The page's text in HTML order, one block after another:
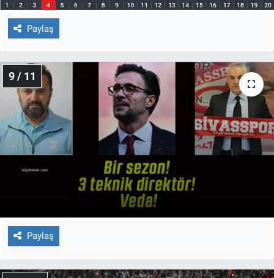
Paylaş
9 / 11
Paylaş